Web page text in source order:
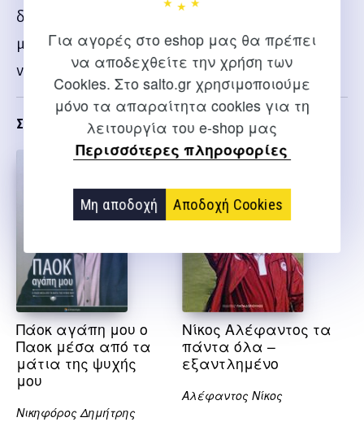
Για αγορές στο eshop μας θα πρέπει
να αποδεχθείτε την χρήση των
Cookies. Στο salto.gr χρησιμοποιούμε
μόνο τα απαραίτητα cookies για τη
λειτουργία του e-shop μας
Περισσότερες πληροφορίες
Μη αποδοχή Αποδοχή Cookies
δίστασε να παραδεχθεί τα λάθη του, επιστρέφει
με τους παλιότερους αλλά και ξεναγεί τους
νεότερους στα μαγικά εκείνα «χρόνια του Κούδα».
Σχετικα
Πάοκ αγάπη μου ο
Παοκ μέσα από τα
μάτια της ψυχής
μου
Νικηφόρος Δημήτρης
Νίκος Αλέφαντος τα
πάντα όλα –
εξαντλημένο
Αλέφαντος Νίκος